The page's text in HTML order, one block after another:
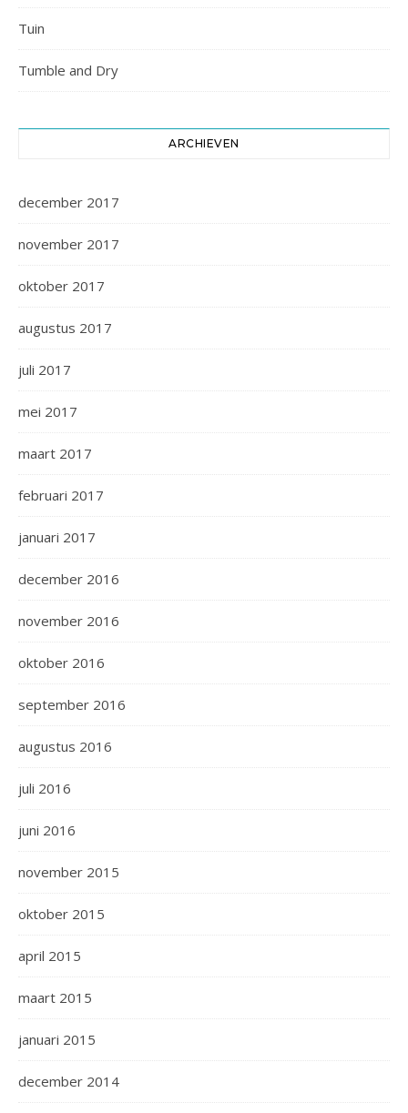
Tuin
Tumble and Dry
ARCHIEVEN
december 2017
november 2017
oktober 2017
augustus 2017
juli 2017
mei 2017
maart 2017
februari 2017
januari 2017
december 2016
november 2016
oktober 2016
september 2016
augustus 2016
juli 2016
juni 2016
november 2015
oktober 2015
april 2015
maart 2015
januari 2015
december 2014